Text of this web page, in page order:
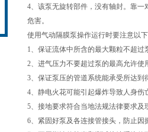
4、该泵无旋转部件，没有轴封。靠
危害。
使用气动隔膜泵操作运行时要注意以下
1、保证流体中所含的最大颗粒不超过
2、进气压力不要超过泵的最高允许使
3、保证泵压的管道系统能承受所达到
4、静电火花可能引起爆炸导致人身伤
5、接地要求符合当地法规法律要求及
6、紧固好泵及各连接管接头，防止因